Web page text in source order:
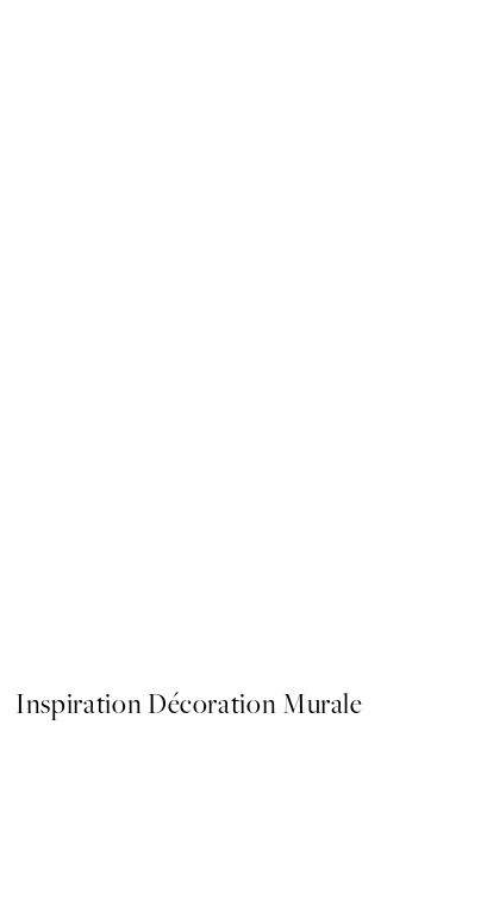
Inspiration Décoration Murale